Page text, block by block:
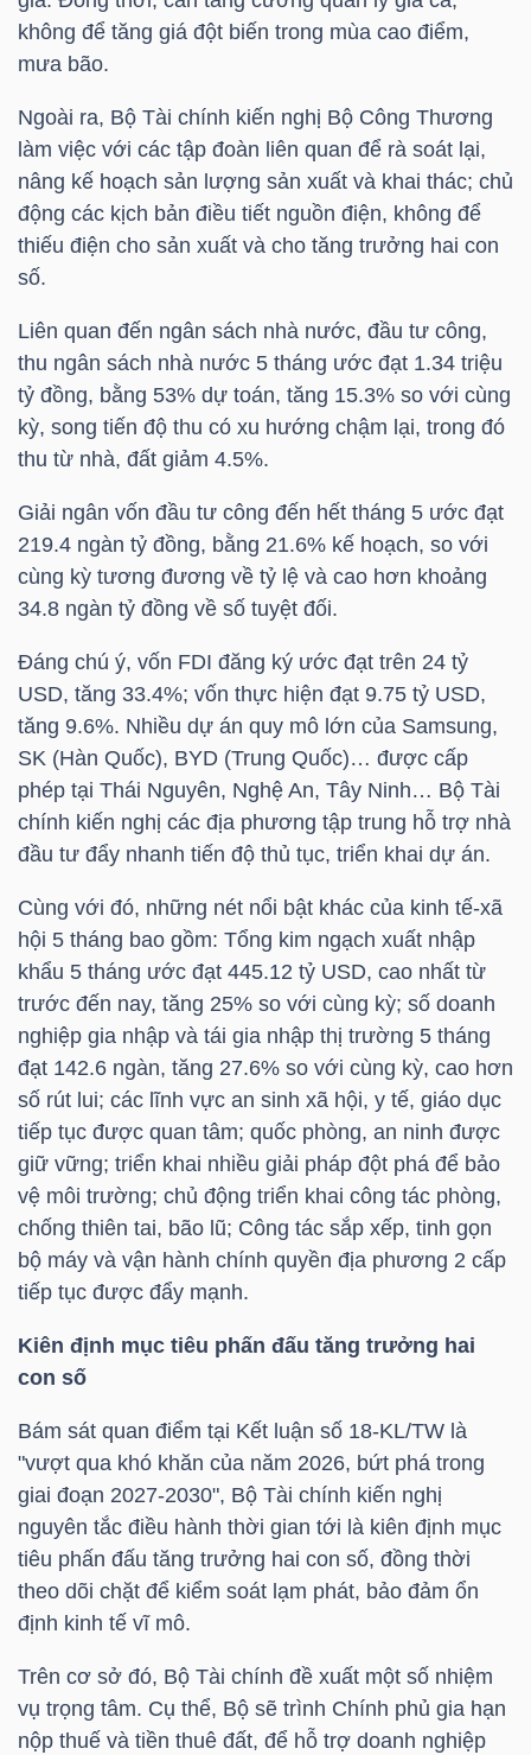
không để tăng giá đột biến trong mùa cao điểm,
mưa bão.
Ngoài ra, Bộ Tài chính kiến nghị Bộ Công Thương
làm việc với các tập đoàn liên quan để rà soát lại,
nâng kế hoạch sản lượng sản xuất và khai thác; chủ
động các kịch bản điều tiết nguồn điện, không để
thiếu điện cho sản xuất và cho tăng trưởng hai con
số.
Liên quan đến ngân sách nhà nước, đầu tư công,
thu ngân sách nhà nước 5 tháng ước đạt 1.34 triệu
tỷ đồng, bằng 53% dự toán, tăng 15.3% so với cùng
kỳ, song tiến độ thu có xu hướng chậm lại, trong đó
thu từ nhà, đất giảm 4.5%.
Giải ngân vốn đầu tư công đến hết tháng 5 ước đạt
219.4 ngàn tỷ đồng, bằng 21.6% kế hoạch, so với
cùng kỳ tương đương về tỷ lệ và cao hơn khoảng
34.8 ngàn tỷ đồng về số tuyệt đối.
Đáng chú ý, vốn FDI đăng ký ước đạt trên 24 tỷ
USD, tăng 33.4%; vốn thực hiện đạt 9.75 tỷ USD,
tăng 9.6%. Nhiều dự án quy mô lớn của Samsung,
SK (Hàn Quốc), BYD (Trung Quốc)… được cấp
phép tại Thái Nguyên, Nghệ An, Tây Ninh… Bộ Tài
chính kiến nghị các địa phương tập trung hỗ trợ nhà
đầu tư đẩy nhanh tiến độ thủ tục, triển khai dự án.
Cùng với đó, những nét nổi bật khác của kinh tế-xã
hội 5 tháng bao gồm: Tổng kim ngạch xuất nhập
khẩu 5 tháng ước đạt 445.12 tỷ USD, cao nhất từ
trước đến nay, tăng 25% so với cùng kỳ; số doanh
nghiệp gia nhập và tái gia nhập thị trường 5 tháng
đạt 142.6 ngàn, tăng 27.6% so với cùng kỳ, cao hơn
số rút lui; các lĩnh vực an sinh xã hội, y tế, giáo dục
tiếp tục được quan tâm; quốc phòng, an ninh được
giữ vững; triển khai nhiều giải pháp đột phá để bảo
vệ môi trường; chủ động triển khai công tác phòng,
chống thiên tai, bão lũ; Công tác sắp xếp, tinh gọn
bộ máy và vận hành chính quyền địa phương 2 cấp
tiếp tục được đẩy mạnh.
Kiên định mục tiêu phấn đấu tăng trưởng hai
con số
Bám sát quan điểm tại Kết luận số 18-KL/TW là
"vượt qua khó khăn của năm 2026, bứt phá trong
giai đoạn 2027-2030", Bộ Tài chính kiến nghị
nguyên tắc điều hành thời gian tới là kiên định mục
tiêu phấn đấu tăng trưởng hai con số, đồng thời
theo dõi chặt để kiểm soát lạm phát, bảo đảm ổn
định kinh tế vĩ mô.
Trên cơ sở đó, Bộ Tài chính đề xuất một số nhiệm
vụ trọng tâm. Cụ thể, Bộ sẽ trình Chính phủ gia hạn
nộp thuế và tiền thuê đất, để hỗ trợ doanh nghiệp
PHÁI
SINH
TRÁI
CÔNG
CỤ
ĐẦU
TRUY
DỮ
LIỆU
Ngành
(-)
VS-
SECTOR
NĂNG
LƯỢNG
NGUYÊN
VẬT
LIỆU
CÔNG
NGHIỆP
TIÊU
KHÔNG
THIẾT